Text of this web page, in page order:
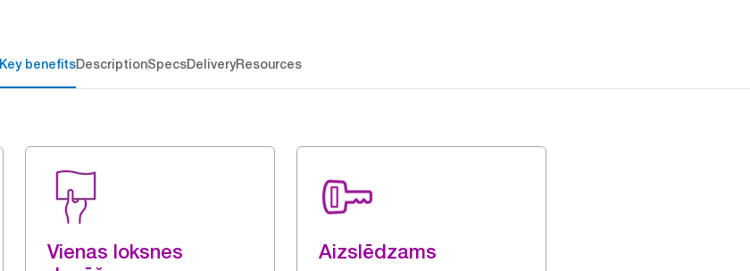
Key benefitsDescriptionSpecsDeliveryResources
Vienas loksnes
Aizslēdzams